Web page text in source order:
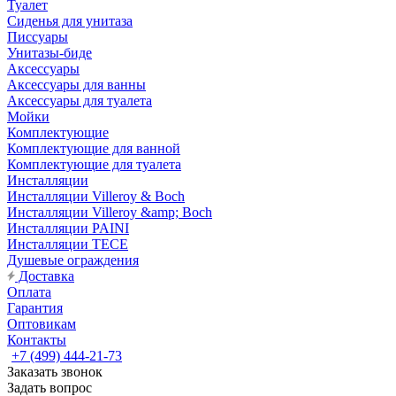
Туалет
Сиденья для унитаза
Писсуары
Унитазы-биде
Аксессуары
Аксессуары для ванны
Аксессуары для туалета
Мойки
Комплектующие
Комплектующие для ванной
Комплектующие для туалета
Инсталляции
Инсталляции Villeroy & Boch
Инсталляции Villeroy &amp; Boch
Инсталляции PAINI
Инсталляции TECE
Душевые ограждения
Доставка
Оплата
Гарантия
Оптовикам
Контакты
+7 (499) 444-21-73
Заказать звонок
Задать вопрос